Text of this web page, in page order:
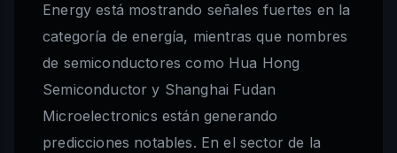
Energy está mostrando señales fuertes en la
categoría de energía, mientras que nombres
de semiconductores como Hua Hong
Semiconductor y Shanghai Fudan
Microelectronics están generando
predicciones notables. En el sector de la